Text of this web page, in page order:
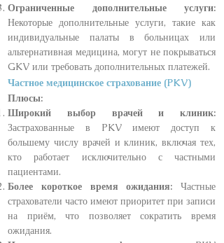
Ограниченные дополнительные услуги:
Некоторые дополнительные услуги, такие как
индивидуальные палаты в больницах или
альтернативная медицина, могут не покрываться
GKV или требовать дополнительных платежей.
Частное медицинское страхование (PKV)
Плюсы:
Широкий выбор врачей и клиник:
Застрахованные в PKV имеют доступ к
большему числу врачей и клиник, включая тех,
кто работает исключительно с частными
пациентами.
Более короткое время ожидания: Частные
страхователи часто имеют приоритет при записи
на приём, что позволяет сократить время
ожидания.